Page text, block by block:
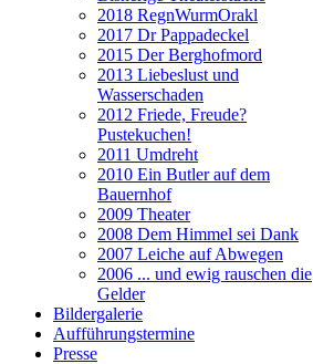
2018 RegnWurmOrakl
2017 Dr Pappadeckel
2015 Der Berghofmord
2013 Liebeslust und
Wasserschaden
2012 Friede, Freude?
Pustekuchen!
2011 Umdreht
2010 Ein Butler auf dem
Bauernhof
2009 Theater
2008 Dem Himmel sei Dank
2007 Leiche auf Abwegen
2006 ... und ewig rauschen die
Gelder
Bildergalerie
Aufführungstermine
Presse